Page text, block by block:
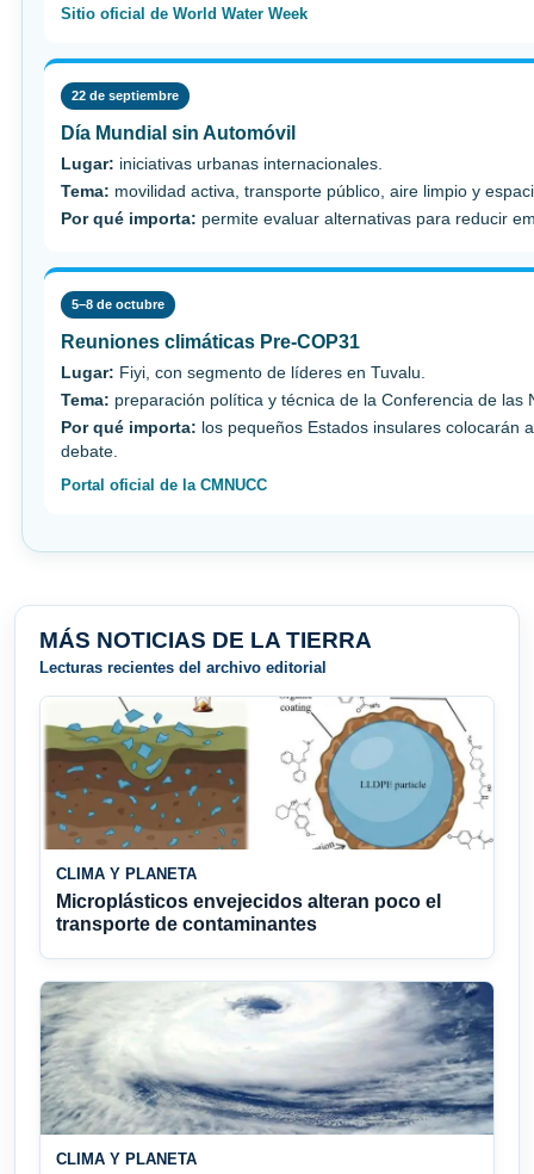
Sitio oficial de World Water Week
22 de septiembre
Día Mundial sin Automóvil
Lugar: iniciativas urbanas internacionales.
Tema: movilidad activa, transporte público, aire limpio y
Por qué importa: permite evaluar alternativas para reducir
5–8 de octubre
Reuniones climáticas Pre-COP31
Lugar: Fiyi, con segmento de líderes en Tuvalu.
Tema: preparación política y técnica de la Conferencia de las
Por qué importa: los pequeños Estados insulares colocarán
debate.
Portal oficial de la CMNUCC
MÁS NOTICIAS DE LA TIERRA
Lecturas recientes del archivo editorial
CLIMA Y PLANETA
Microplásticos envejecidos alteran poco el
transporte de contaminantes
CLIMA Y PLANETA